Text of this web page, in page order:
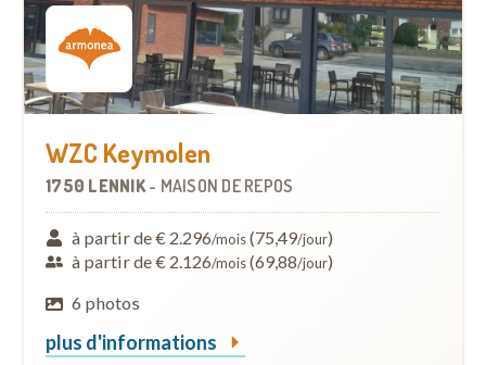
WZC Keymolen
1750 LENNIK- MAISON DE REPOS
à partir de € 2.296/mois(75,49/jour)
à partir de € 2.126/mois(69,88/jour)
6 photos
plus d'informations